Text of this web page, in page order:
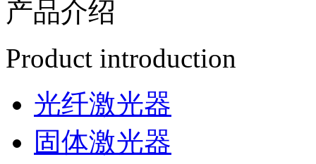
产品介绍
Product introduction
光纤激光器
固体激光器